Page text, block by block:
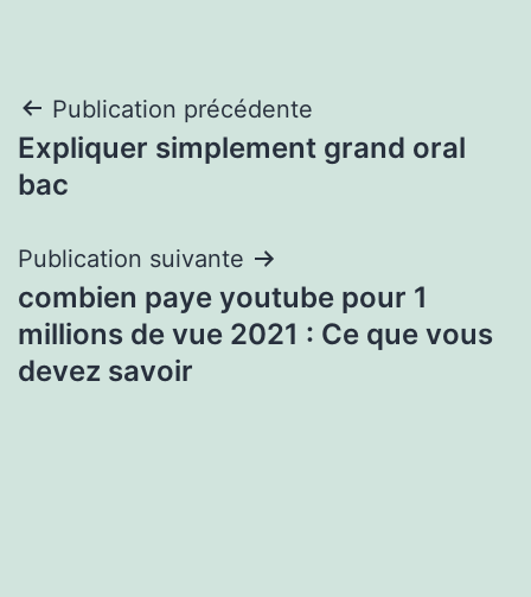
Navigation
de
Publication précédente
Expliquer simplement grand oral
bac
Publication suivante
combien paye youtube pour 1
millions de vue 2021 : Ce que vous
devez savoir